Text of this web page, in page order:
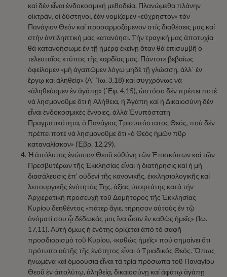
καί δέν εἶναι ἐνδοκοσμική μεθοδεία. Πλανώμεθα πλάνην
οἰκτράν, οἱ δύστηνοι, ἐάν νομίζομεν «εὔχρηστον» τόν
Πανάγιον Θεόν καί προσαρμοζόμενον στίς διαθέσεις μας καί
στήν ἀντιληπτική μας κατανόησι. Τήν τραγική μας ἀποτυχία
θά κατανοήσωμε ἐν τῇ ἡμέρᾳ ἐκείνῃ ὅταν θά ἐπισυμβῆ ὁ
τελευταῖος κτύπος τῆς καρδίας μας. Πάντοτε βεβαίως
ὀφείλομεν «μὴ ἀγαπῶμεν λόγῳ μηδὲ τῇ γλώσσῃ, ἀλλ᾿ ἐν
ἔργῳ καὶ ἀληθείᾳ» (Α´ ᾿Ιω. 3,18) καί συγχρόνως νά
«ἀληθεύομεν ἐν ἀγάπῃ» (᾿Εφ. 4,15), ὡστόσο δέν πρέπει ποτέ
νά λησμονοῦμε ὅτι ἡ Ἀλήθεια, ἡ Ἀγάπη καί ἡ Δικαιοσύνη δέν
εἶναι ἐνδοκοσμικές ἔννοιες, ἀλλά Ἐνυπόστατη
Πραγματικότητα, ὁ Πανάγιος Τρισυπόστατος Θεός, πού δέν
πρέπει ποτέ νά λησμονοῦμε ὅτι «ὁ Θεὸς ἡμῶν πῦρ
καταναλίσκον» (Ἑβρ. 12,29).
Ἡ ἀπόλυτος ἐνώπιον Θεοῦ εὐθύνη τῶν Ἐπισκόπων καί τῶν
Πρεσβυτέρων τῆς Ἐκκλησίας εἶναι ἡ διατήρησις καί ἡ μή
διασάλευσις ἐπ’ οὐδενί τῆς κανονικῆς, ἐκκλησιολογικῆς καί
λειτουργικῆς ἑνότητός Της, ἀξίας ὑπερτάτης κατά τήν
Ἀρχιερατική προσευχή τοῦ Δομήτορος τῆς Ἐκκλησίας
Κυρίου δεηθέντος «πάτερ ἅγιε, τήρησον αὐτοὺς ἐν τῷ
ὀνόματί σου ᾧ δέδωκάς μοι, ἵνα ὦσιν ἓν καθὼς ἡμεῖς» (Ἰω.
17,11). Αὐτή ὅμως ἡ ἑνότης ὁρίζεται ἀπό τό σαφῆ
προσδιορισμό τοῦ Κυρίου, «καθώς ἡμεῖς» πού σημαίνει ὅτι
πρότυπο αὐτῆς τῆς ἑνότητος εἶναι ὁ Τριαδικός Θεός. Ὅπως
ἡνωμένα καί ὁμοούσια εἶναι τά τρία πρόσωπα τοῦ Παναγίου
Θεοῦ ἐν ἀπολύτῳ, ἀληθείᾳ, δικαιοσύνῃ καί ἀφάτῳ ἀγάπῃ